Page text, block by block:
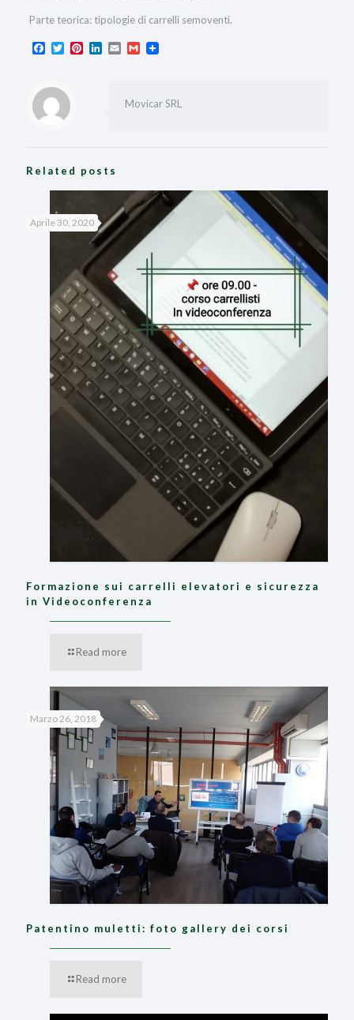
Parte teorica: tipologie di carrelli semoventi.
Facebook
TwitterPinterest
LinkedIn
EmailGmail
Movicar SRL
Related posts
Aprile 30, 2020
Formazione sui carrelli elevatori e sicurezza
in Videoconferenza
Read more
Marzo 26, 2018
Patentino muletti: foto gallery dei corsi
Read more